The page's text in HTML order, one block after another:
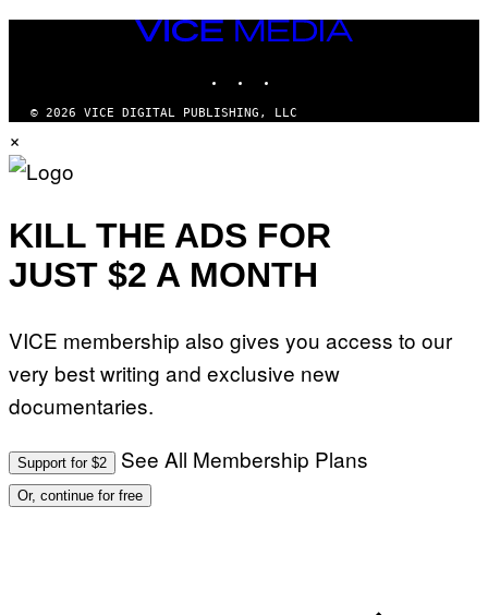
VICE
MEDIA
© 2026 VICE DIGITAL PUBLISHING, LLC
×
KILL THE ADS FOR
JUST $2 A MONTH
VICE membership also gives you access to our
very best writing and exclusive new
documentaries.
Support for $2 See All Membership Plans
Or, continue for free